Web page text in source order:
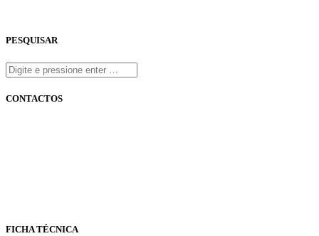
PESQUISAR
CONTACTOS
FICHA TÉCNICA